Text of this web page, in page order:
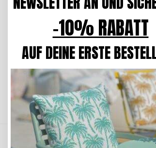
Weitere
-10% RABATT
AUF DEINE ERSTE